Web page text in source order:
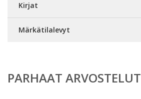
Kirjat
Märkätilalevyt
PARHAAT ARVOSTELUT